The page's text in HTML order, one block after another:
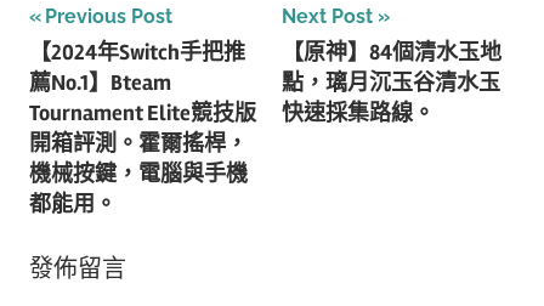
文
章
導
覽
Previous Post
【2024年Switch手把推
薦No.1】Bteam
Tournament Elite競技版
開箱評測。霍爾搖桿，
機械按鍵，電腦與手機
都能用。
Next Post
【原神】84個清水玉地
點，璃月沉玉谷清水玉
快速採集路線。
發佈留言